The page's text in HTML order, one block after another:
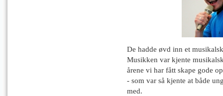
De hadde øvd inn et
Musikken var kjente
årene vi har fått skape gode
- som var så kjente at både
med.